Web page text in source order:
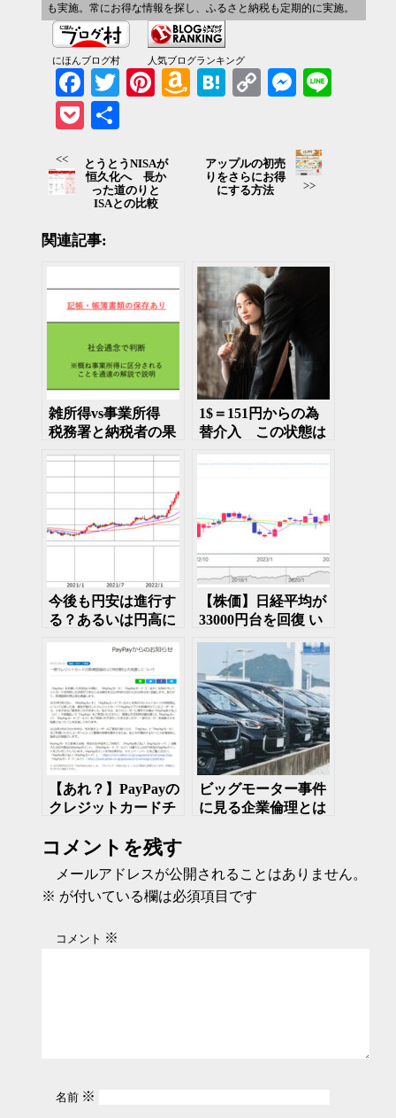
も実施。常にお得な情報を探し、ふるさと納税も定期的に実施。
にほんブログ村 人気ブログランキング
FacebookTwitter PinterestAmazonHatena
Copy
Messenger
Pocket
<<
とうとうNISAが
恒久化へ 長か
った道のりと
ISAとの比較
アップルの初売
りをさらにお得
にする方法
>>
関連記事:
雑所得vs事業所得
税務署と納税者の果
1$＝151円からの為
替介入 この状態は
今後も円安は進行す
る？あるいは円高に
【株価】日経平均が
33000円台を回復 い
【あれ？】PayPayの
クレジットカードチ
ビッグモーター事件
に見る企業倫理とは
コメントを残す
メールアドレスが公開されることはありません。
※ が付いている欄は必須項目です
コメント ※
名前 ※